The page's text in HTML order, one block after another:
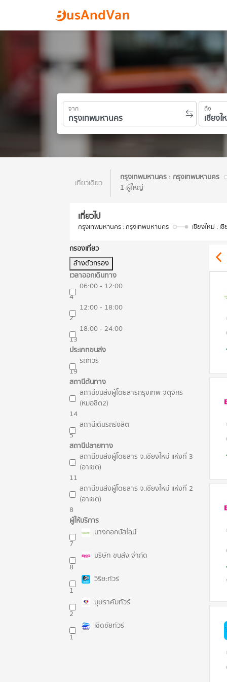
จาก ถึง
เที่ยวเดียว
กรุงเทพมหานคร : กรุงเทพมหานคร
1 ผู้ใหญ่
เที่ยวไป
กรุงเทพมหานคร : กรุงเทพมหานคร เชียงใหม่ : เ
กรองเที่ยว
ล้างตัวกรอง
เวลาออกเดินทาง
06:00 - 12:00
4
12:00 - 18:00
2
18:00 - 24:00
13
ประเภทขนส่ง
รถทัวร์
19
สถานีต้นทาง
สถานีขนส่งผู้โดยสารกรุงเทพ จตุจักร
(หมอชิต2)
14
สถานีเดินรถรังสิต
5
สถานีปลายทาง
สถานีขนส่งผู้โดยสาร จ.เชียงใหม่ แห่งที่ 3
(อาเขต)
11
สถานีขนส่งผู้โดยสาร จ.เชียงใหม่ แห่งที่ 2
(อาเขต)
8
ผู้ให้บริการ
บางกอกบัสไลน์
7
บริษัท ขนส่ง จำกัด
8
วิริยะทัวร์
1
บุษราคัมทัวร์
2
เชิดชัยทัวร์
1